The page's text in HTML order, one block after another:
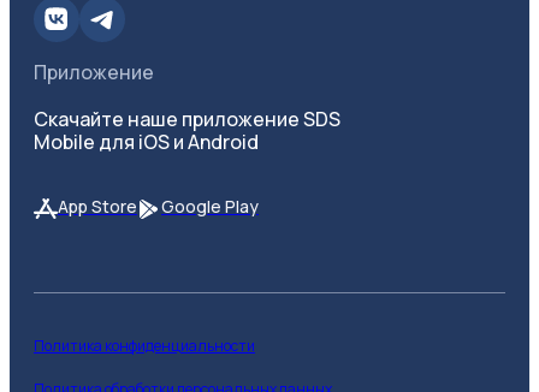
Приложение
Скачайте наше приложение SDS
Mobile для iOS и Android
App Store Google Play
Политика конфиденциальности